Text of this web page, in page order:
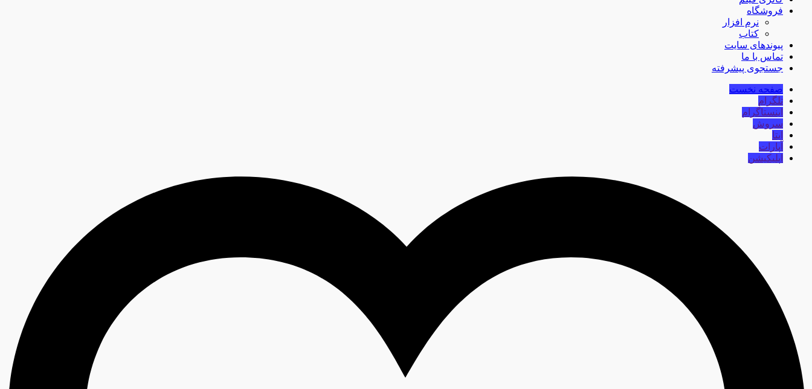
فروشگاه
نرم افزار
کتاب
پیوندهای سایت
تماس با ما
جستجوی پیشرفته
صفحه نخست
تلگرام
اینستاگرام
سروش
ایتا
آپارات
اپلیکیشن